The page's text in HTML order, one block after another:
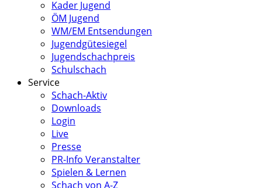
Kader Jugend
ÖM Jugend
WM/EM Entsendungen
Jugendgütesiegel
Jugendschachpreis
Schulschach
Service
Schach-Aktiv
Downloads
Login
Live
Presse
PR-Info Veranstalter
Spielen & Lernen
Schach von A-Z